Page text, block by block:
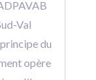
Val
du
opère